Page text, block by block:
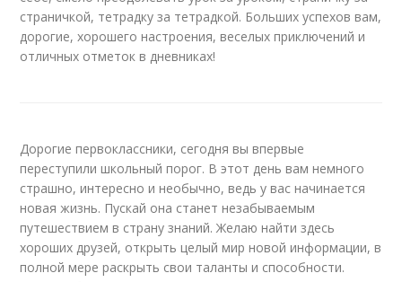
страничкой, тетрадку за тетрадкой. Больших успехов вам,
дорогие, хорошего настроения, веселых приключений и
отличных отметок в дневниках!
Дорогие первоклассники, сегодня вы впервые
переступили школьный порог. В этот день вам немного
страшно, интересно и необычно, ведь у вас начинается
новая жизнь. Пускай она станет незабываемым
путешествием в страну знаний. Желаю найти здесь
хороших друзей, открыть целый мир новой информации, в
полной мере раскрыть свои таланты и способности.